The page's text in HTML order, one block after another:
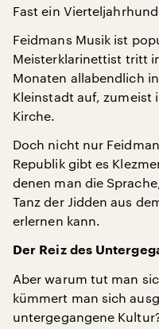
Fast ein
Feidmans Musik ist
Meisterklarinettist tritt
Monaten allabendlich
Kleinstadt auf, zumeist
Kirche.
Doch nicht nur
Republik gibt es
denen man die
Tanz der Jidden aus
erlernen kann.
Der Reiz des
Aber warum tut man
kümmert man sich
untergegangene